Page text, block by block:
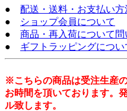
● 配送・送料・お支払い方
●
ショップ会員について
● 商品・再入荷について問
● ギフトラッピングについ
※こちらの商品は受注生産
お時間を頂いております。
ル致します。